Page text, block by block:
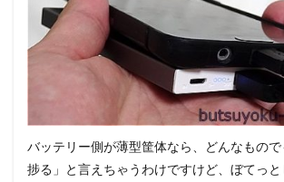
バッテリー側が薄型筐体なら、どんなもの
捗る」と言えちゃうわけですけど、ぼてっ